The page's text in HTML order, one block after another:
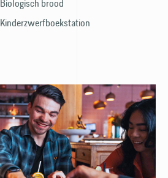
Biologisch brood
Kinder­zwerfboek­station